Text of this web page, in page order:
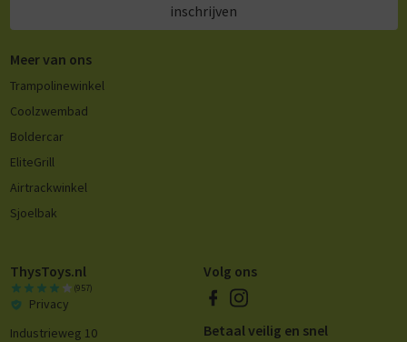
inschrijven
Meer van ons
Trampolinewinkel
Coolzwembad
Boldercar
EliteGrill
Airtrackwinkel
Sjoelbak
ThysToys.nl
(957)
Privacy
Industrieweg 10
Volg ons
Betaal veilig en snel